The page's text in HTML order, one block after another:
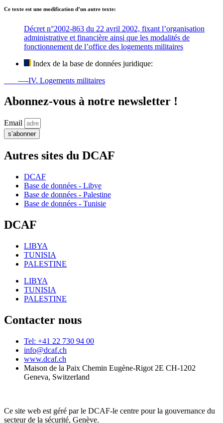
Ce texte est une modification d’un autre texte:
Décret n°2002-863 du 22 avril 2002, fixant l’organisation
administrative et financière ainsi que les modalités de
fonctionnement de l’office des logements militaires
Index de la base de données juridique:
—-IV. Logements militaires
Abonnez-vous à notre newsletter !
Email
s’abonner
Autres sites du DCAF
DCAF
Base de données - Libye
Base de données - Palestine
Base de données - Tunisie
DCAF
LIBYA
TUNISIA
PALESTINE
LIBYA
TUNISIA
PALESTINE
Contacter nous
Tel: +41 22 730 94 00
info@dcaf.ch
www.dcaf.ch
Maison de la Paix Chemin Eugène-Rigot 2E CH-1202
Geneva, Switzerland
Ce site web est géré par le DCAF-le centre pour la gouvernance du
secteur de la sécurité, Genève.